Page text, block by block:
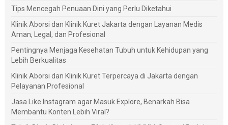
Tips Mencegah Penuaan Dini yang Perlu Diketahui
Klinik Aborsi dan Klinik Kuret Jakarta dengan Layanan Medis
Aman, Legal, dan Profesional
Pentingnya Menjaga Kesehatan Tubuh untuk Kehidupan yang
Lebih Berkualitas
Klinik Aborsi dan Klinik Kuret Terpercaya di Jakarta dengan
Pelayanan Profesional
Jasa Like Instagram agar Masuk Explore, Benarkah Bisa
Membantu Konten Lebih Viral?